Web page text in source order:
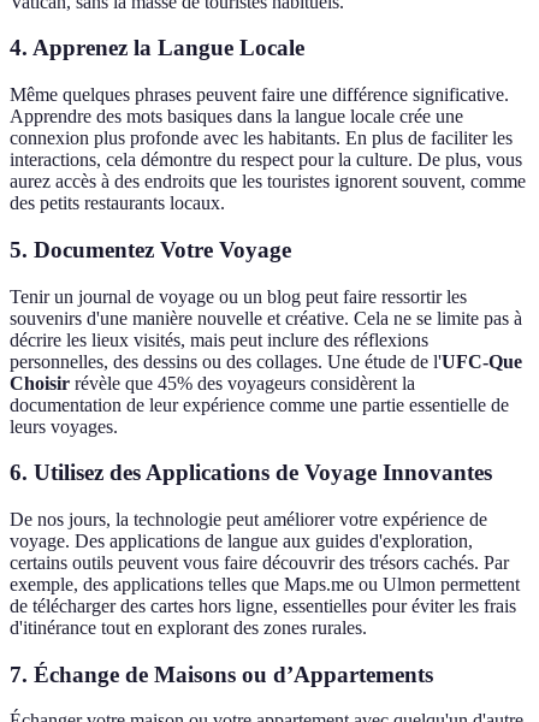
4. Apprenez la Langue Locale
Même quelques phrases peuvent faire une différence significative.
Apprendre des mots basiques dans la langue locale crée une
connexion plus profonde avec les habitants. En plus de faciliter les
interactions, cela démontre du respect pour la culture. De plus, vous
aurez accès à des endroits que les touristes ignorent souvent, comme
des petits restaurants locaux.
5. Documentez Votre Voyage
Tenir un journal de voyage ou un blog peut faire ressortir les
souvenirs d'une manière nouvelle et créative. Cela ne se limite pas à
décrire les lieux visités, mais peut inclure des réflexions
personnelles, des dessins ou des collages. Une étude de l'UFC-Que
Choisir révèle que 45% des voyageurs considèrent la
documentation de leur expérience comme une partie essentielle de
leurs voyages.
6. Utilisez des Applications de Voyage Innovantes
De nos jours, la technologie peut améliorer votre expérience de
voyage. Des applications de langue aux guides d'exploration,
certains outils peuvent vous faire découvrir des trésors cachés. Par
exemple, des applications telles que Maps.me ou Ulmon permettent
de télécharger des cartes hors ligne, essentielles pour éviter les frais
d'itinérance tout en explorant des zones rurales.
7. Échange de Maisons ou d’Appartements